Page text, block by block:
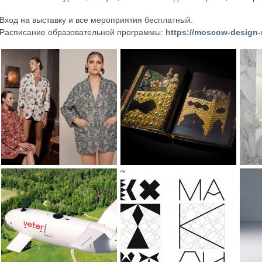
Вход на выставку и все мероприятия бесплатный.
Расписание образовательной программы: https://moscow-